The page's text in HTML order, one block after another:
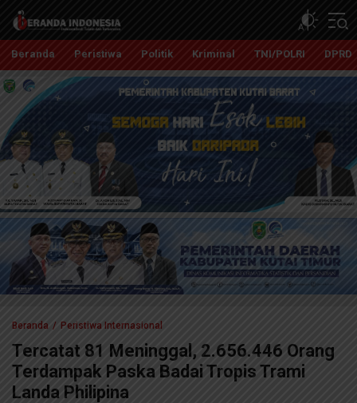
Beranda Indonesia
Independent, Tajam dan Terpercaya
Beranda Peristiwa Politik Kriminal TNI/POLRI DPRD
Beranda Peristiwa Internasional
Tercatat 81 Meninggal, 2.656.446 Orang
Terdampak Paska Badai Tropis Trami
Landa Philipina